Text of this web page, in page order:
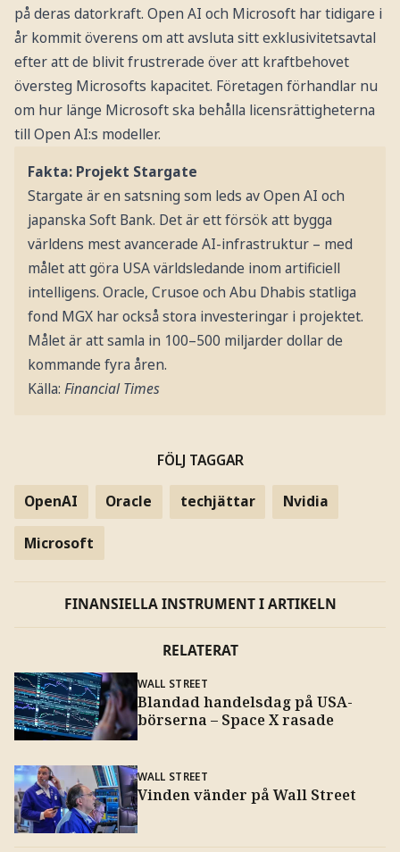
på deras datorkraft. Open AI och Microsoft har tidigare i
år kommit överens om att avsluta sitt exklusivitetsavtal
efter att de blivit frustrerade över att kraftbehovet
översteg Microsofts kapacitet. Företagen förhandlar nu
om hur länge Microsoft ska behålla licensrättigheterna
till Open AI:s modeller.
Fakta: Projekt Stargate
Stargate är en satsning som leds av Open AI och
japanska Soft Bank. Det är ett försök att bygga
världens mest avancerade AI-infrastruktur – med
målet att göra USA världsledande inom artificiell
intelligens. Oracle, Crusoe och Abu Dhabis statliga
fond MGX har också stora investeringar i projektet.
Målet är att samla in 100–500 miljarder dollar de
kommande fyra åren.
Källa:Financial Times
FÖLJ TAGGAR
OpenAI Oracle techjättar Nvidia
Microsoft
FINANSIELLA INSTRUMENT I ARTIKELN
RELATERAT
WALL STREET
Blandad handelsdag på USA-
börserna – Space X rasade
WALL STREET
Vinden vänder på Wall Street